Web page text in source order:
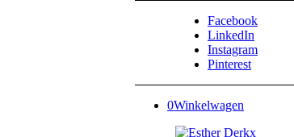
Facebook
LinkedIn
Instagram
Pinterest
0Winkelwagen